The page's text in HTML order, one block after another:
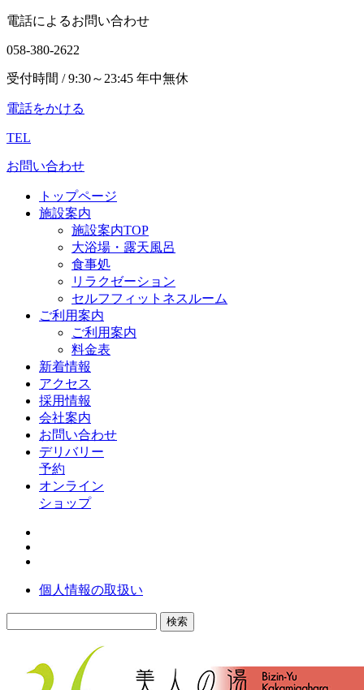
電話によるお問い合わせ
058-380-2622
受付時間 / 9:30～23:45 年中無休
電話をかける
TEL
お問い合わせ
トップページ
施設案内
施設案内TOP
大浴場・露天風呂
食事処
リラクゼーション
セルフフィットネスルーム
ご利用案内
ご利用案内
料金表
新着情報
アクセス
採用情報
会社案内
お問い合わせ
デリバリー
予約
オンライン
ショップ
個人情報の取扱い